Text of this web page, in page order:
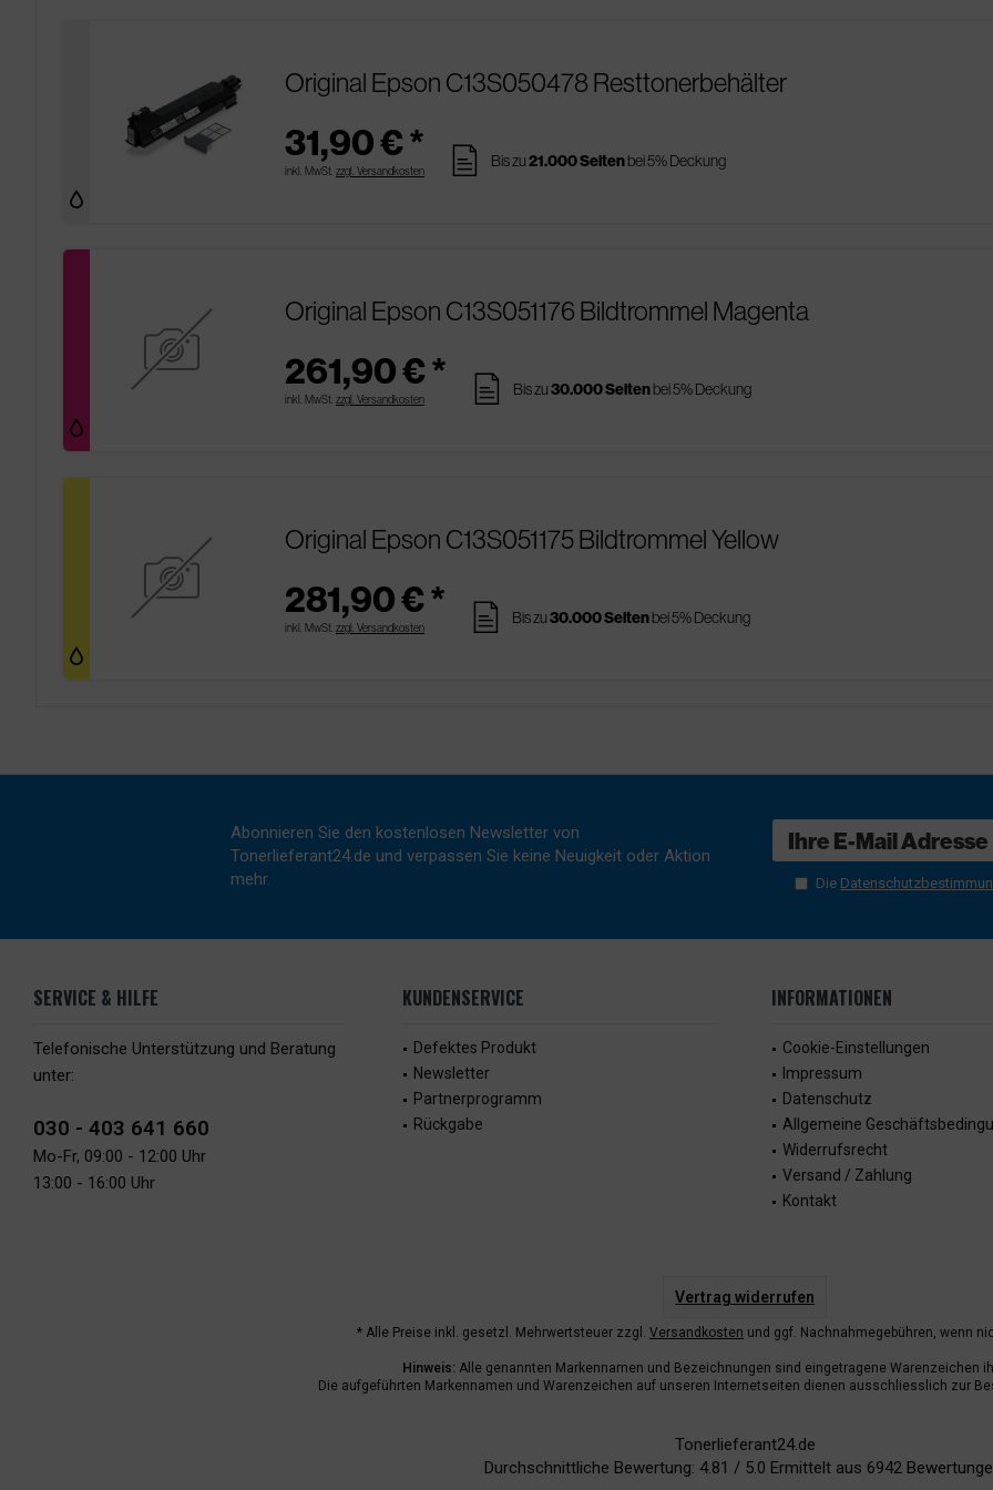
Original Epson C13S050478 Resttonerbehälter
31,90 € *
inkl. MwSt. zzgl. Versandkosten pages Bis zu21.000 Seitenbei 5% Deckung
Original Epson C13S051176 Bildtrommel Magenta
261,90 € *
inkl. MwSt. zzgl. Versandkosten pages Bis zu30.000 Seitenbei 5% Deckung
Original Epson C13S051175 Bildtrommel Yellow
281,90 € *
inkl. MwSt. zzgl. Versandkosten pages Bis zu30.000 Seitenbei 5% Deckung
Abonnieren Sie den kostenlosen Newsletter von
Tonerlieferant24.de und verpassen Sie keine Neuigkeit oder Aktion
mehr.
Die
SERVICE & HILFE
Telefonische Unterstützung und Beratung
unter:
030 - 403 641 660
Mo-Fr, 09:00 - 12:00 Uhr
13:00 - 16:00 Uhr
KUNDENSERVICE
Defektes Produkt
Newsletter
Partnerprogramm
Rückgabe
INFORMATIONEN
Cookie-Einstellungen
Impressum
Datenschutz
Allgemeine
Widerrufsrecht
Versand / Zahlung
Kontakt
Vertrag widerrufen
* Alle Preise inkl. gesetzl. Mehrwertsteuer zzgl. Versandkosten und ggf. Nachnahmegebühren, wenn
Hinweis: Alle genannten Markennamen und Bezeichnungen sind eingetragene Warenzeichen
Die aufgeführten Markennamen und Warenzeichen auf unseren Internetseiten dienen ausschliesslich zur
Tonerlieferant24.de
Durchschnittliche Bewertung: 4.81 / 5.0 Ermittelt aus 6942